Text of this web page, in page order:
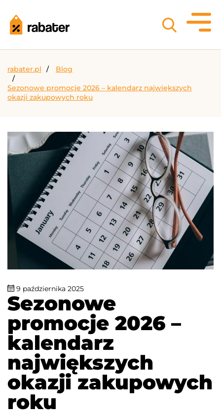
rabater.pl Blog
Sezonowe promocje 2026 – kalendarz największych
okazji zakupowych roku
9 października 2025
Sezonowe
promocje 2026 –
kalendarz
największych
okazji zakupowych
roku